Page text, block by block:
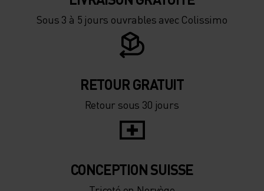
Sous 3 à 5 jours ouvrables avec Colissimo
RETOUR GRATUIT
Retour sous 30 jours
CONCEPTION SUISSE